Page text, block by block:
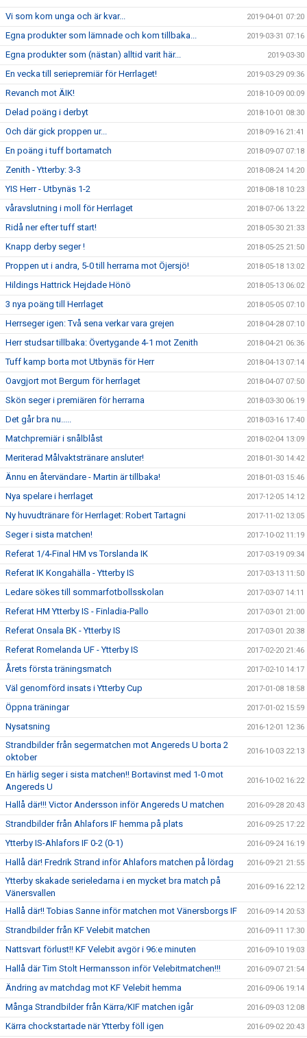
Vi som kom unga och är kvar... 2019-04-01 07:20
Egna produkter som lämnade och kom tillbaka... 2019-03-31 07:16
Egna produkter som (nästan) alltid varit här... 2019-03-30
En vecka till seriepremiär för Herrlaget! 2019-03-29 09:36
Revanch mot ÄIK! 2018-10-09 00:09
Delad poäng i derbyt 2018-10-01 08:30
Och där gick proppen ur... 2018-09-16 21:41
En poäng i tuff bortamatch 2018-09-07 07:18
Zenith - Ytterby: 3-3 2018-08-24 14:20
YIS Herr - Utbynäs 1-2 2018-08-18 10:23
våravslutning i moll för Herrlaget 2018-07-06 13:22
Ridå ner efter tuff start! 2018-05-30 21:33
Knapp derby seger ! 2018-05-25 21:50
Proppen ut i andra, 5-0 till herrarna mot Öjersjö! 2018-05-18 13:02
Hildings Hattrick Hejdade Hönö 2018-05-13 06:02
3 nya poäng till Herrlaget 2018-05-05 07:10
Herrseger igen: Två sena verkar vara grejen 2018-04-28 07:10
Herr studsar tillbaka: Övertygande 4-1 mot Zenith 2018-04-21 06:36
Tuff kamp borta mot Utbynäs för Herr 2018-04-13 07:14
Oavgjort mot Bergum för herrlaget 2018-04-07 07:50
Skön seger i premiären för herrarna 2018-03-30 06:19
Det går bra nu..... 2018-03-16 17:40
Matchpremiär i snålblåst 2018-02-04 13:09
Meriterad Målvaktstränare ansluter! 2018-01-30 14:42
Ännu en återvändare - Martin är tillbaka! 2018-01-03 15:46
Nya spelare i herrlaget 2017-12-05 14:12
Ny huvudtränare för Herrlaget: Robert Tartagni 2017-11-02 13:05
Seger i sista matchen! 2017-10-02 11:19
Referat 1/4-Final HM vs Torslanda IK 2017-03-19 09:34
Referat IK Kongahälla - Ytterby IS 2017-03-13 11:50
Ledare sökes till sommarfotbollsskolan 2017-03-07 14:11
Referat HM Ytterby IS - Finladia-Pallo 2017-03-01 21:00
Referat Onsala BK - Ytterby IS 2017-03-01 20:38
Referat Romelanda UF - Ytterby IS 2017-02-20 21:46
Årets första träningsmatch 2017-02-10 14:17
Väl genomförd insats i Ytterby Cup 2017-01-08 18:58
Öppna träningar 2017-01-02 15:59
Nysatsning 2016-12-01 12:36
Strandbilder från segermatchen mot Angereds U borta 2
oktober
2016-10-03 22:13
En härlig seger i sista matchen!! Bortavinst med 1-0 mot
Angereds U
2016-10-02 16:22
Hallå där!!! Victor Andersson inför Angereds U matchen 2016-09-28 20:43
Strandbilder från Ahlafors IF hemma på plats 2016-09-25 17:22
Ytterby IS-Ahlafors IF 0-2 (0-1) 2016-09-24 16:19
Hallå där! Fredrik Strand inför Ahlafors matchen på lördag 2016-09-21 21:55
Ytterby skakade serieledarna i en mycket bra match på
Vänersvallen
2016-09-16 22:12
Hallå där!! Tobias Sanne inför matchen mot Vänersborgs IF 2016-09-14 20:53
Strandbilder från KF Velebit matchen 2016-09-11 17:30
Nattsvart förlust!! KF Velebit avgör i 96:e minuten 2016-09-10 19:03
Hallå där Tim Stolt Hermansson inför Velebitmatchen!!! 2016-09-07 21:54
Ändring av matchdag mot KF Velebit hemma 2016-09-06 19:14
Många Strandbilder från Kärra/KIF matchen igår 2016-09-03 12:08
Kärra chockstartade när Ytterby föll igen 2016-09-02 20:43